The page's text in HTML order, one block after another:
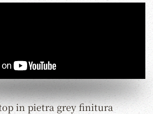
in pietra grey finitura